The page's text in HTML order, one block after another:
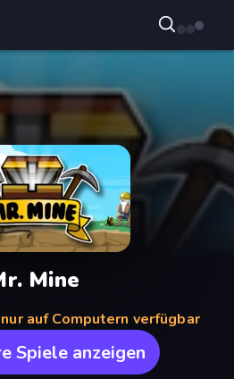
Mine
auf Computern verfügbar
Spiele anzeigen